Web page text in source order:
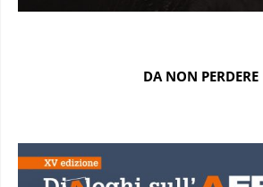
DA NON PERDERE